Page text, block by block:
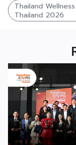
Thailand
Thailand 2026